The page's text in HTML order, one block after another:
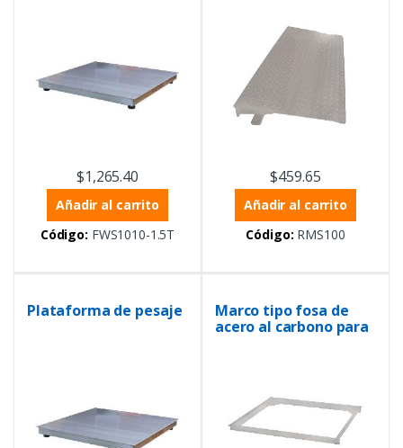
$1,265.40
Añadir al carrito
Código: FWS1010-1.5T
$459.65
Añadir al carrito
Código: RMS100
Plataforma de pesaje
Marco tipo fosa de
acero al carbono para